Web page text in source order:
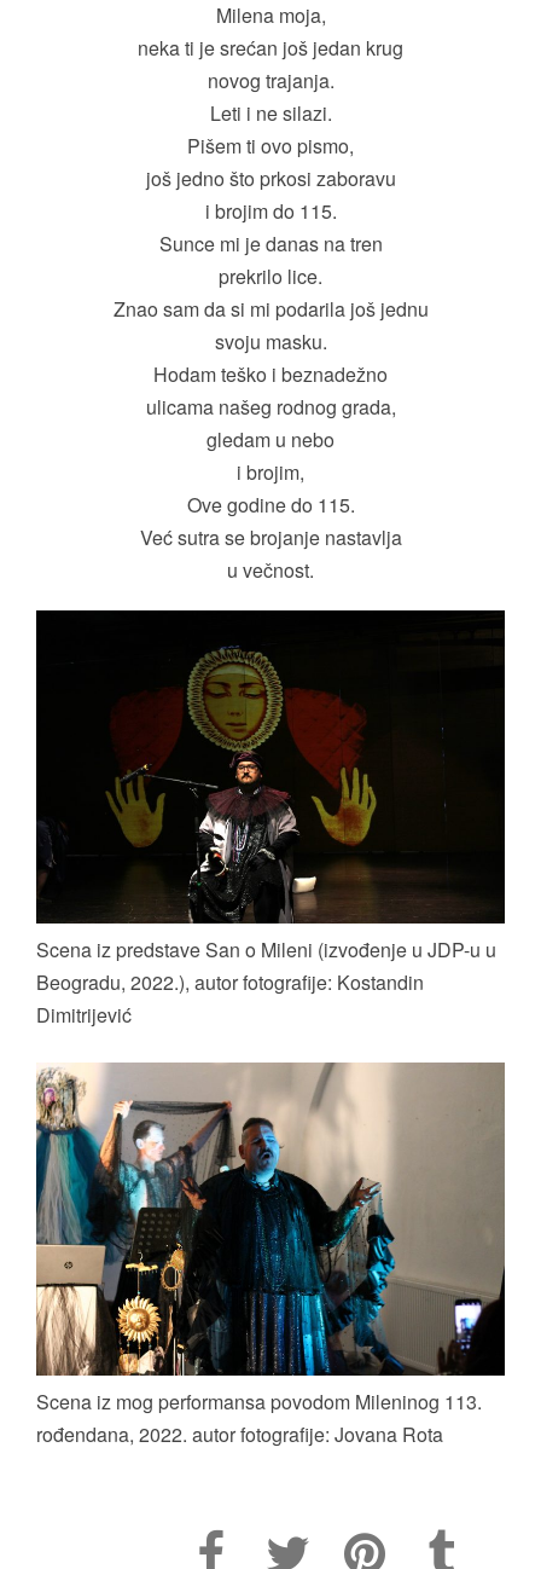
Milena moja,
neka ti je srećan još jedan krug
novog trajanja.
Leti i ne silazi.
Pišem ti ovo pismo,
još jedno što prkosi zaboravu
i brojim do 115.
Sunce mi je danas na tren
prekrilo lice.
Znao sam da si mi podarila još jednu
svoju masku.
Hodam teško i beznadežno
ulicama našeg rodnog grada,
gledam u nebo
i brojim,
Ove godine do 115.
Već sutra se brojanje nastavlja
u večnost.
Scena iz predstave San o Mileni (izvođenje u JDP-u u
Beogradu, 2022.), autor fotografije: Kostandin
Dimitrijević
Scena iz mog performansa povodom Mileninog 113.
rođendana, 2022. autor fotografije: Jovana Rota